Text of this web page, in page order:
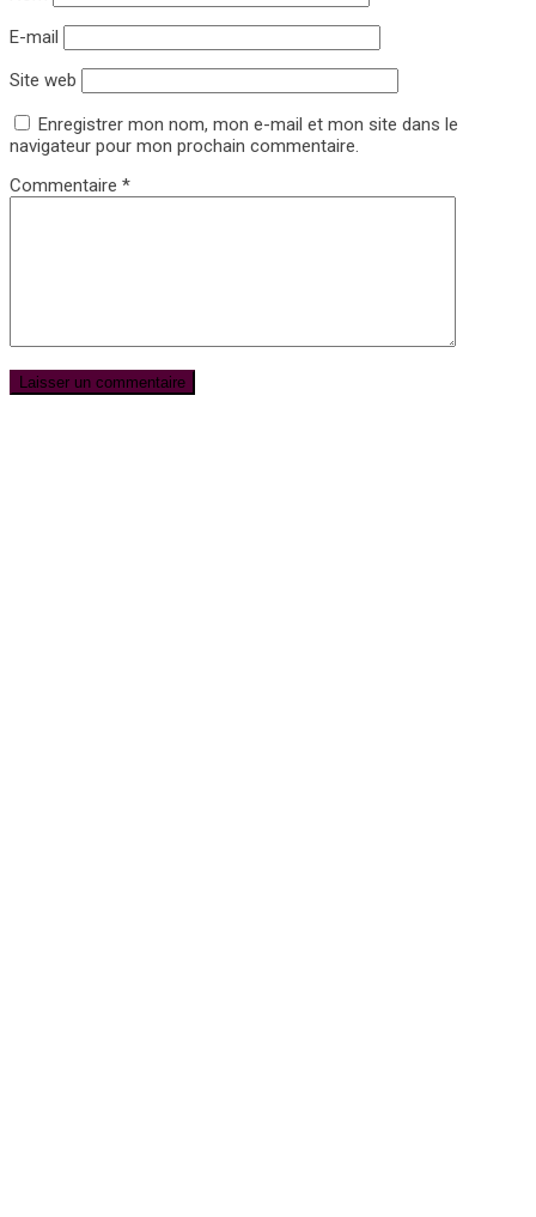
E-mail
Site web
Enregistrer mon nom, mon e-mail et mon site dans le
navigateur pour mon prochain commentaire.
Commentaire *